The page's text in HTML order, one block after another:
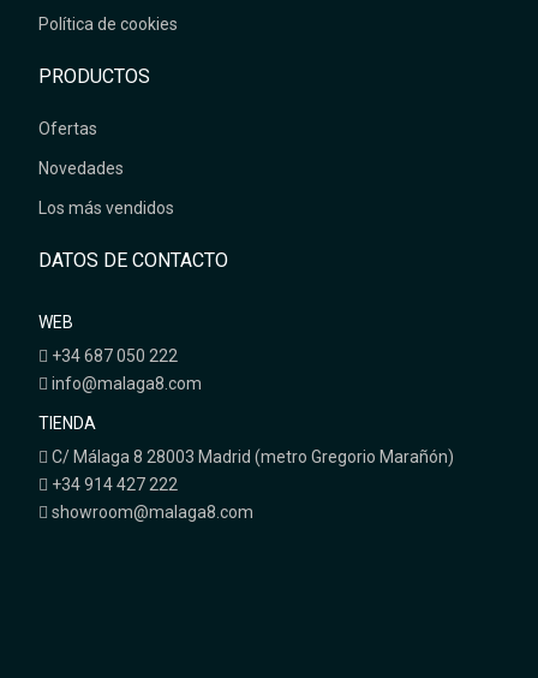
Política de cookies
PRODUCTOS
Ofertas
Novedades
Los más vendidos
DATOS DE CONTACTO
WEB
+34 687 050 222
info@malaga8.com
TIENDA
C/ Málaga 8 28003 Madrid (metro Gregorio Marañón)
+34 914 427 222
showroom@malaga8.com